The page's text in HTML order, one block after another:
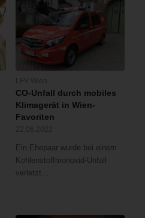
CO-Unfall durch mobiles
Klimagerät in Wien-
Favoriten
Ein Ehepaar wurde bei einem
Kohlenstoffmonoxid-Unfall
verletzt.…